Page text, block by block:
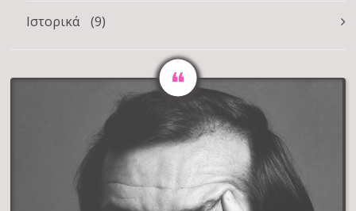
Ιστορικά (9)